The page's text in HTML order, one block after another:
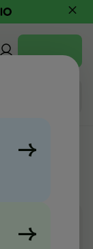
→
→